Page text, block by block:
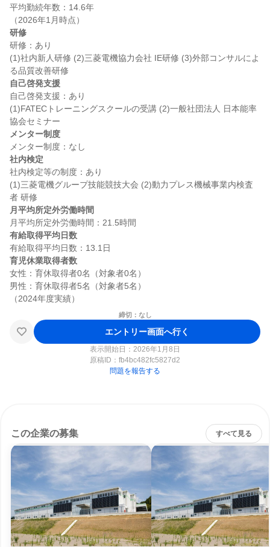
平均勤続年数：14.6年
研修
研修：あり
(1)社内新人研修 (2)三菱電機協力会社 IE研修 (3)外部コンサルによ
自己啓発支援
自己啓発支援：あり
(1)FATECトレーニングスクールの受講 (2)一般社団法人 日本能率
メンター制度
社内検定
社内検定等の制度：あり
(1)三菱電機グループ技能競技大会 (2)動力プレス機械事業内検査
月平均所定外労働時間
有給取得平均日数
育児休業取得者数
女性：育休取得者0名（対象者0名）
男性：育休取得者5名（対象者5名）
締切：なし
エントリー画面へ行く
表示開始日：2026年1月8日
原稿ID： fb4bc482fc5827d2
問題を報告する
この企業の募集 すべて見る